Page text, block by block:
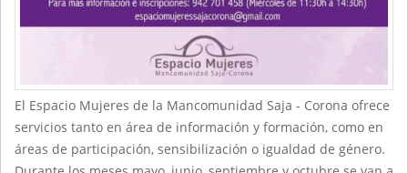
El Espacio Mujeres de la Mancomunidad Saja - Corona ofrece
servicios tanto en área de información y formación, como en
áreas de participación, sensibilización o igualdad de género.